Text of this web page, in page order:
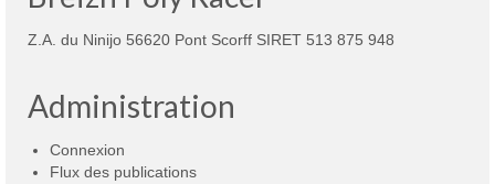
Z.A. du Ninijo 56620 Pont Scorff SIRET 513 875 948
Administration
Connexion
Flux des publications